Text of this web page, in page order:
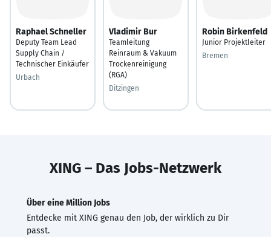
Raphael Schneller
Deputy Team Lead
Supply Chain /
Technischer Einkäufer
Urbach
Vladimir Bur
Teamleitung
Reinraum & Vakuum
Trockenreinigung
(RGA)
Ditzingen
Robin Birkenfeld
Junior Projektleiter
Bremen
XING – Das Jobs-Netzwerk
Über eine Million Jobs
Entdecke mit XING genau den Job, der wirklich zu Dir
passt.